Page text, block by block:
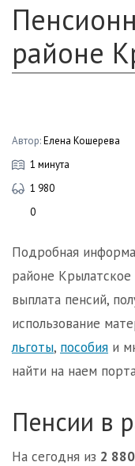
районе
Автор:Елена Кошерева
1 минута
1 980
0
Подробная
районе Крылатское
выплата пенсий,
использование
льготы, пособия и
найти на наем
Пенсии в
На сегодня из 2